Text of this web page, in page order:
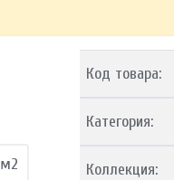
м2
Код товара:
Категория:
Коллекция: